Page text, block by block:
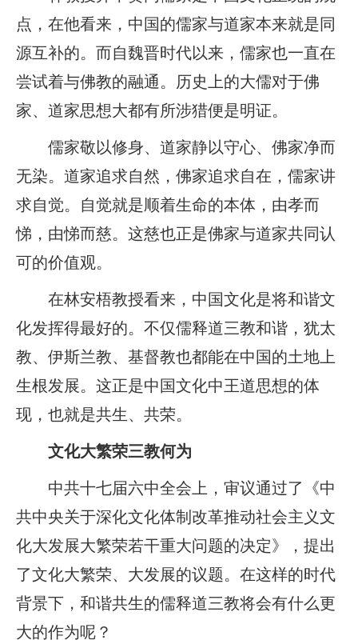
点，在他看来，中国的儒家与道家本来就是同
源互补的。而自魏晋时代以来，儒家也一直在
尝试着与佛教的融通。历史上的大儒对于佛
家、道家思想大都有所涉猎便是明证。
儒家敬以修身、道家静以守心、佛家净而
无染。道家追求自然，佛家追求自在，儒家讲
求自觉。自觉就是顺着生命的本体，由孝而
悌，由悌而慈。这慈也正是佛家与道家共同认
可的价值观。
在林安梧教授看来，中国文化是将和谐文
化发挥得最好的。不仅儒释道三教和谐，犹太
教、伊斯兰教、基督教也都能在中国的土地上
生根发展。这正是中国文化中王道思想的体
现，也就是共生、共荣。
文化大繁荣三教何为
中共十七届六中全会上，审议通过了《中
共中央关于深化文化体制改革推动社会主义文
化大发展大繁荣若干重大问题的决定》，提出
了文化大繁荣、大发展的议题。在这样的时代
背景下，和谐共生的儒释道三教将会有什么更
大的作为呢？